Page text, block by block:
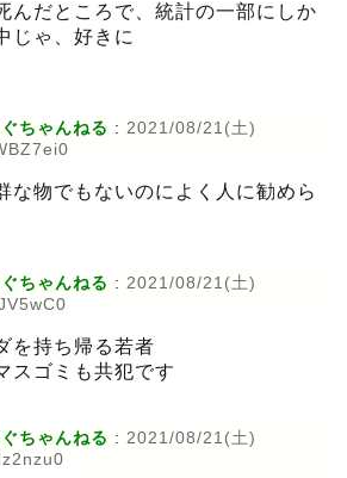
んだところで、統計の一部にしか
じゃ、好きに
ちゃんねる : 2021/08/21(土)
な物でもないのによく人に勧めら
ちゃんねる : 2021/08/21(土)
を持ち帰る若者
スゴミも共犯です
ちゃんねる : 2021/08/21(土)